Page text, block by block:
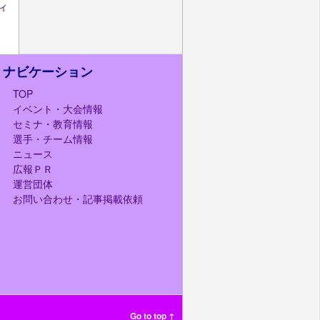
ナビケーション
TOP
イベント・大会情報
セミナ・教育情報
選手・チーム情報
ニュース
広報ＰＲ
運営団体
お問い合わせ・記事掲載依頼
Go to top ↑